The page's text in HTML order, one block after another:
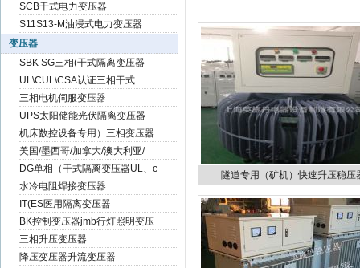
SCB干式电力变压器
S11S13-M油浸式电力变压器
变压器
SBK SG三相(干式隔离变压器
UL\CUL\CSA认证三相干式
三相电机伺服变压器
UPS太阳储能光伏隔离变压器
机床数控设备专用）三相变压器
美国/墨西哥/加拿大/澳大利亚/
DG单相（干式隔离变压器UL、c
水冷电阻焊接变压器
IT(ES医用隔离变压器
BK控制变压器jmb行灯照明变压
三相升压变压器
降压变压器升流变压器
隧道专用（矿机）快速升压稳压